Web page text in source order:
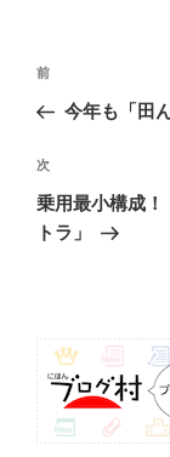
投
ナ
ビ
ゲ
ー
ン
前
の
稿
前
今年も「田
次
の
投
次
乗用最小構成
トラ」